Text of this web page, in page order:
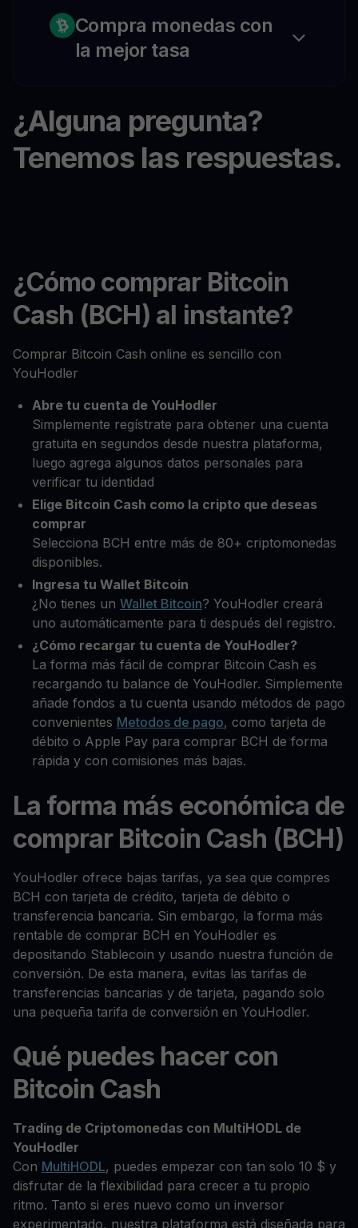
Compra monedas con
la mejor tasa
¿Alguna pregunta?
Tenemos las respuestas.
¿Cómo comprar Bitcoin
Cash (BCH) al instante?
Comprar Bitcoin Cash online es sencillo con
YouHodler
Abre tu cuenta de YouHodler
Simplemente regístrate para obtener una cuenta
gratuita en segundos desde nuestra plataforma,
luego agrega algunos datos personales para
verificar tu identidad
Elige Bitcoin Cash como la cripto que deseas
comprar
Selecciona BCH entre más de 80+ criptomonedas
disponibles.
Ingresa tu Wallet Bitcoin
¿No tienes un Wallet Bitcoin? YouHodler creará
uno automáticamente para ti después del registro.
¿Cómo recargar tu cuenta de YouHodler?
La forma más fácil de comprar Bitcoin Cash es
recargando tu balance de YouHodler. Simplemente
añade fondos a tu cuenta usando métodos de pago
convenientes Metodos de pago, como tarjeta de
débito o Apple Pay para comprar BCH de forma
rápida y con comisiones más bajas.
La forma más económica de
comprar Bitcoin Cash (BCH)
YouHodler ofrece bajas tarifas, ya sea que compres
BCH con tarjeta de crédito, tarjeta de débito o
transferencia bancaria. Sin embargo, la forma más
rentable de comprar BCH en YouHodler es
depositando Stablecoin y usando nuestra función de
conversión. De esta manera, evitas las tarifas de
transferencias bancarias y de tarjeta, pagando solo
una pequeña tarifa de conversión en YouHodler.
Qué puedes hacer con
Bitcoin Cash
Trading de Criptomonedas con MultiHODL de
YouHodler
Con MultiHODL, puedes empezar con tan solo 10 $ y
disfrutar de la flexibilidad para crecer a tu propio
ritmo. Tanto si eres nuevo como un inversor
experimentado, nuestra plataforma está diseñada para